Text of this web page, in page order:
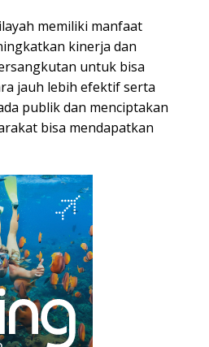
memiliki manfaat
kinerja dan
untuk bisa
jauh lebih efektif serta
publik dan menciptakan
bisa mendapatkan